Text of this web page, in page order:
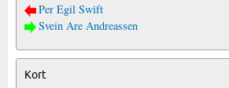
Per Egil Swift
Svein Are Andreassen
Kort